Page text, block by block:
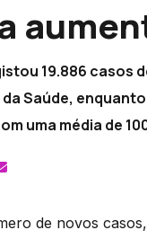
19.886 casos
Saúde,
uma média de
de novos